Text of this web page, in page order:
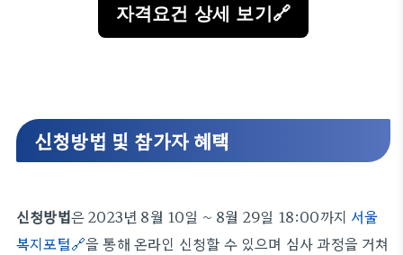
자격요건 상세 보기🔗
신청방법 및 참가자 혜택
신청방법은 2023년 8월 10일 ~ 8월 29일 18:00까지 서울
복지포털🔗을 통해 온라인 신청할 수 있으며 심사 과정을 거쳐